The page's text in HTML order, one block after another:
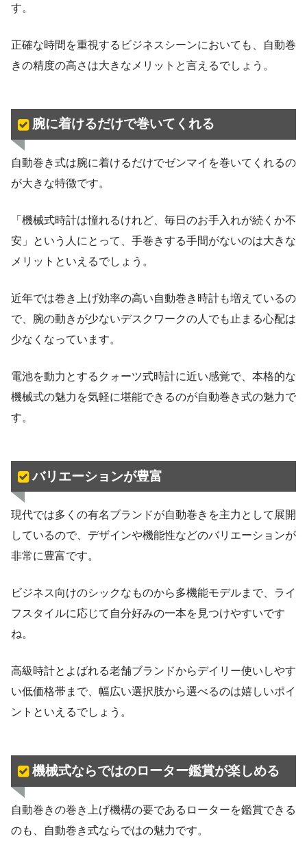
す。
正確な時間を重視するビジネスシーンにおいても、自動巻
きの精度の高さは大きなメリットと言えるでしょう。
腕に着けるだけで巻いてくれる
自動巻き式は腕に着けるだけでゼンマイを巻いてくれるの
が大きな特徴です。
「機械式時計は憧れるけれど、毎日のお手入れが続くか不
安」という人にとって、手巻きする手間がないのは大きな
メリットといえるでしょう。
近年では巻き上げ効率の高い自動巻き時計も増えているの
で、腕の動きが少ないデスクワークの人でも止まる心配は
少なくなっています。
電池を動力とするクォーツ式時計に近い感覚で、本格的な
機械式の魅力を気軽に堪能できるのが自動巻き式の魅力で
す。
バリエーションが豊富
現代では多くの有名ブランドが自動巻きを主力として展開
しているので、デザインや機能性などのバリエーションが
非常に豊富です。
ビジネス向けのシックなものから多機能モデルまで、ライ
フスタイルに応じて自分好みの一本を見つけやすいです
ね。
高級時計とよばれる老舗ブランドからデイリー使いしやす
い低価格帯まで、幅広い選択肢から選べるのは嬉しいポイ
ントといえるでしょう。
機械式ならではのローター鑑賞が楽しめる
自動巻きの巻き上げ機構の要であるローターを鑑賞できる
のも、自動巻き式ならではの魅力です。